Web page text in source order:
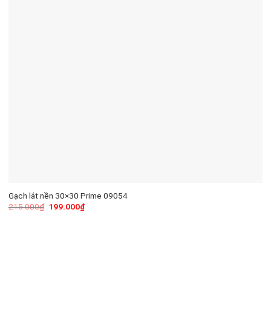
Gạch lát nền 30×30 Prime 09054
215.000₫ 199.000₫